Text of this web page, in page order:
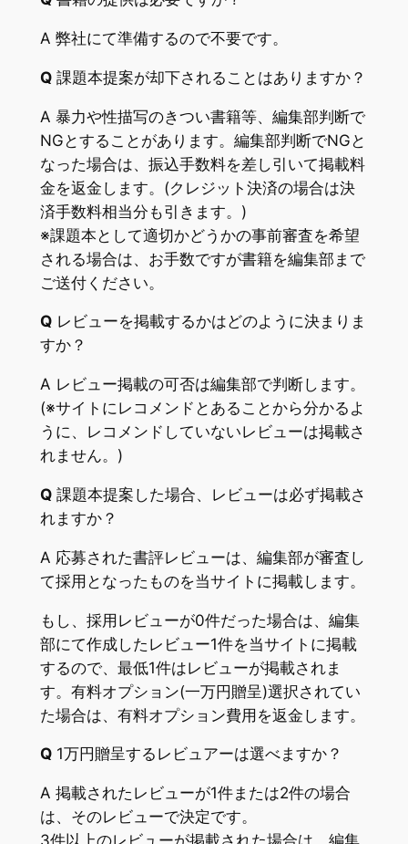
A 弊社にて準備するので不要です。
Q課題本提案が却下されることはありますか？
A 暴力や性描写のきつい書籍等、編集部判断で
NGとすることがあります。編集部判断でNGと
なった場合は、振込手数料を差し引いて掲載料
金を返金します。(クレジット決済の場合は決
済手数料相当分も引きます。)
※課題本として適切かどうかの事前審査を希望
される場合は、お手数ですが書籍を編集部まで
ご送付ください。
Qレビューを掲載するかはどのように決まりま
すか？
A レビュー掲載の可否は編集部で判断します。
(※サイトにレコメンドとあることから分かるよ
うに、レコメンドしていないレビューは掲載さ
れません。)
Q課題本提案した場合、レビューは必ず掲載さ
れますか？
A 応募された書評レビューは、編集部が審査し
て採用となったものを当サイトに掲載します。
もし、採用レビューが0件だった場合は、編集
部にて作成したレビュー1件を当サイトに掲載
するので、最低1件はレビューが掲載されま
す。有料オプション(一万円贈呈)選択されてい
た場合は、有料オプション費用を返金します。
Q1万円贈呈するレビュアーは選べますか？
A 掲載されたレビューが1件または2件の場合
は、そのレビューで決定です。